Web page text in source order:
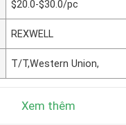
$20.0-$30.0/pc
REXWELL
T/T,Western Union,
Xem thêm